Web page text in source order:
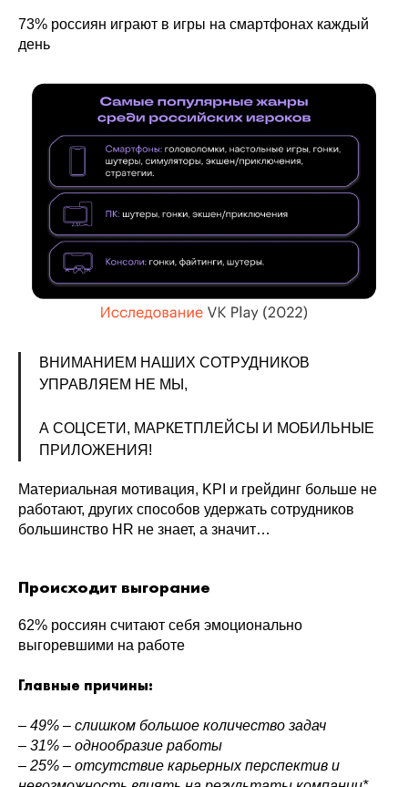
73% россиян играют в игры на смартфонах каждый
день
ВНИМАНИЕМ НАШИХ СОТРУДНИКОВ
УПРАВЛЯЕМ НЕ МЫ,
А СОЦСЕТИ, МАРКЕТПЛЕЙСЫ И МОБИЛЬНЫЕ
ПРИЛОЖЕНИЯ!
Материальная мотивация, KPI и грейдинг больше не
работают, других способов удержать сотрудников
большинство HR не знает, а значит…
Происходит выгорание
62% россиян считают себя эмоционально
выгоревшими на работе
Главные причины:
– 49% – слишком большое количество задач
– 31% – однообразие работы
– 25% – отсутствие карьерных перспектив и